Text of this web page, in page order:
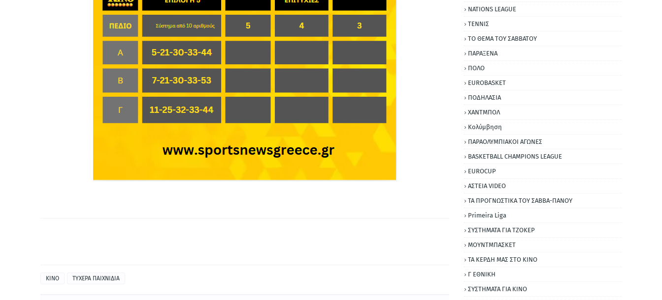
ΚΙΝΟ ΤΥΧΕΡΑ ΠΑΙΧΝΙΔΙΑ
NATIONS LEAGUE
ΤΕΝΝΙΣ
ΤΟ ΘΕΜΑ ΤΟΥ ΣΑΒΒΑΤΟΥ
ΠΑΡΑΞΕΝΑ
ΠΟΛΟ
EUROBASKET
ΠΟΔΗΛΑΣΙΑ
ΧΑΝΤΜΠΟΛ
Κολύμβηση
ΠΑΡΑΟΛΥΜΠΙΑΚΟΙ ΑΓΩΝΕΣ
BASKETBALL CHAMPIONS LEAGUE
EUROCUP
ΑΣΤΕΙΑ VIDEO
ΤΑ ΠΡΟΓΝΩΣΤΙΚΑ ΤΟΥ ΣΑΒΒΑ-ΠΑΝΟΥ
Primeira Liga
ΣΥΣΤΗΜΑΤΑ ΓΙΑ ΤΖΟΚΕΡ
ΜΟΥΝΤΜΠΑΣΚΕΤ
ΤΑ ΚΕΡΔΗ ΜΑΣ ΣΤΟ ΚΙΝΟ
Γ ΕΘΝΙΚΗ
ΣΥΣΤΗΜΑΤΑ ΓΙΑ ΚΙΝΟ